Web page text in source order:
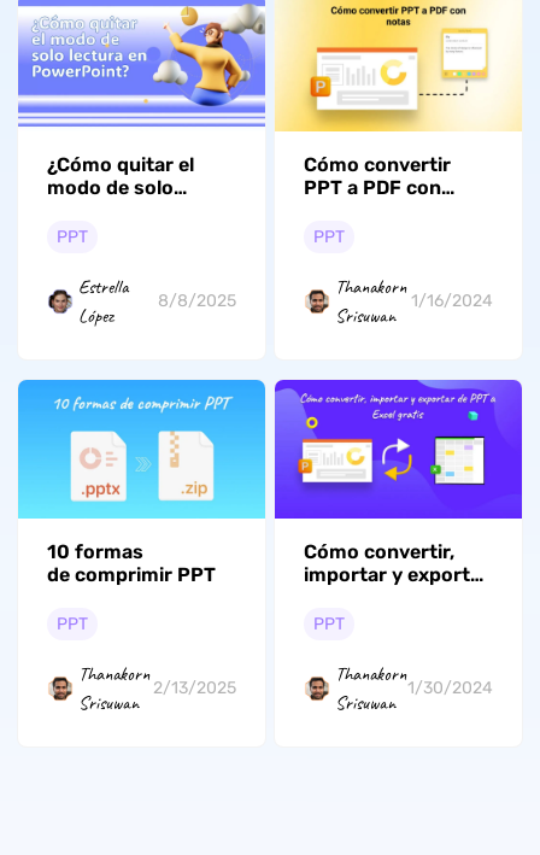
¿Cómo quitar el
modo de solo
PowerPoint? Una
PPT
Estrella
López
8/8/2025
Cómo convertir
PPT a PDF con
PPT
Thanakorn
Srisuwan
1/16/2024
10 formas
de comprimir PPT
PPT
Thanakorn
Srisuwan
2/13/2025
Cómo convertir,
importar y exportar
gratis
PPT
Thanakorn
Srisuwan
1/30/2024